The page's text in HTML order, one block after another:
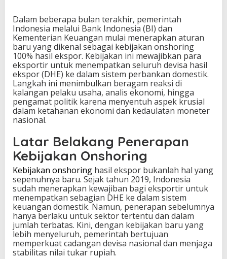
o
r
:
S
t
r
a
t
e
g
i
B
u
J
a
g
a
D
e
v
i
s
a
N
e
Dalam beberapa bulan terakhir, pemerintah
Indonesia melalui Bank Indonesia (BI) dan
Kementerian Keuangan mulai menerapkan aturan
baru yang dikenal sebagai kebijakan onshoring
100% hasil ekspor. Kebijakan ini mewajibkan para
eksportir untuk menempatkan seluruh devisa hasil
ekspor (DHE) ke dalam sistem perbankan domestik.
Langkah ini menimbulkan beragam reaksi di
kalangan pelaku usaha, analis ekonomi, hingga
pengamat politik karena menyentuh aspek krusial
dalam ketahanan ekonomi dan kedaulatan moneter
nasional.
Latar Belakang Penerapan
Kebijakan Onshoring
Kebijakan onshoring hasil ekspor bukanlah hal yang
sepenuhnya baru. Sejak tahun 2019, Indonesia
sudah menerapkan kewajiban bagi eksportir untuk
menempatkan sebagian DHE ke dalam sistem
keuangan domestik. Namun, penerapan sebelumnya
hanya berlaku untuk sektor tertentu dan dalam
jumlah terbatas. Kini, dengan kebijakan baru yang
lebih menyeluruh, pemerintah bertujuan
memperkuat cadangan devisa nasional dan menjaga
stabilitas nilai tukar rupiah.